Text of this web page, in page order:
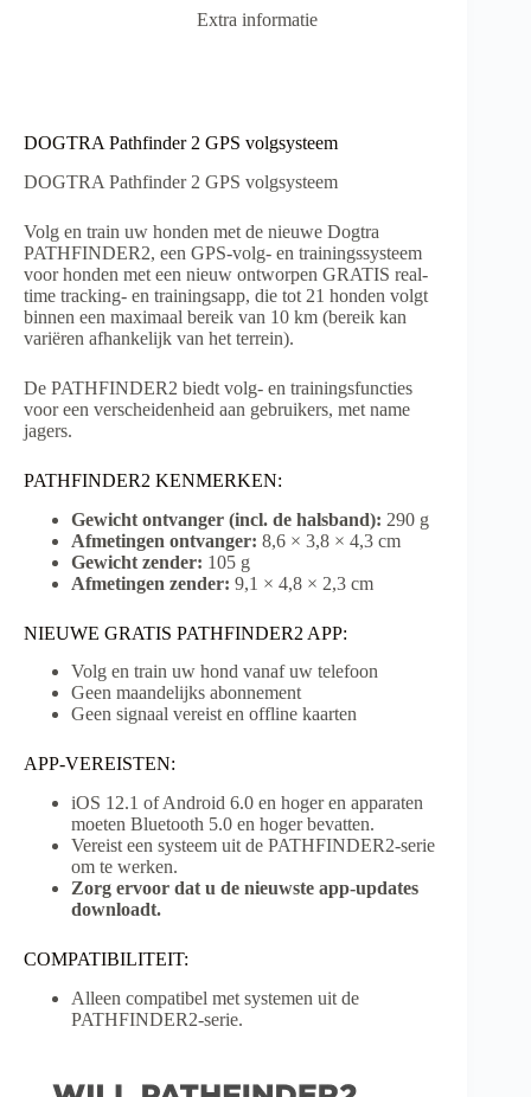
Extra informatie
DOGTRA Pathfinder 2 GPS volgsysteem
DOGTRA Pathfinder 2 GPS volgsysteem
Volg en train uw honden met de nieuwe Dogtra
PATHFINDER2, een GPS-volg- en trainingssysteem
voor honden met een nieuw ontworpen GRATIS real-
time tracking- en trainingsapp, die tot 21 honden volgt
binnen een maximaal bereik van 10 km (bereik kan
variëren afhankelijk van het terrein).
De PATHFINDER2 biedt volg- en trainingsfuncties
voor een verscheidenheid aan gebruikers, met name
jagers.
PATHFINDER2 KENMERKEN:
Gewicht ontvanger (incl. de halsband): 290 g
Afmetingen ontvanger: 8,6 × 3,8 × 4,3 cm
Gewicht zender: 105 g
Afmetingen zender: 9,1 × 4,8 × 2,3 cm
NIEUWE GRATIS PATHFINDER2 APP:
Volg en train uw hond vanaf uw telefoon
Geen maandelijks abonnement
Geen signaal vereist en offline kaarten
APP-VEREISTEN:
iOS 12.1 of Android 6.0 en hoger en apparaten
moeten Bluetooth 5.0 en hoger bevatten.
Vereist een systeem uit de PATHFINDER2-serie
om te werken.
Zorg ervoor dat u de nieuwste app-updates
downloadt.
COMPATIBILITEIT:
Alleen compatibel met systemen uit de
PATHFINDER2-serie.